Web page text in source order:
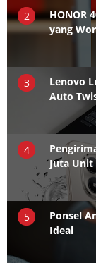
2
HONOR
yang
3
Lenovo
Auto
4
Juta Unit
5
Ponsel
Ideal